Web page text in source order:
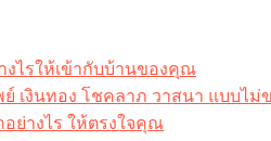
งไรให้เข้ากับบ้านของคุณ
เงินทอง โชคลาภ วาสนา แบบไม่
ย่างไร ให้ตรงใจคุณ